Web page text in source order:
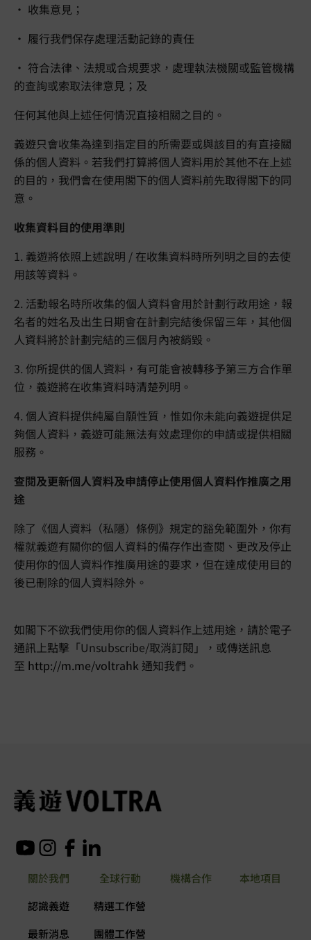
• 收集意見；
• 履行我們保存處理活動記錄的責任
• 符合法律、法規或合規要求，處理執法機關或監管機構
的查詢或索取法律意見；及
任何其他與上述任何情況直接相關之目的。
義遊只會收集為達到指定目的所需要或與該目的有直接關
係的個人資料。若我們打算將個人資料用於其他不在上述
的目的，我們會在使用閣下的個人資料前先取得閣下的同
意。
收集資料目的使用準則
1. 義遊將依照上述說明 / 在收集資料時所列明之目的去使
用該等資料。
2. 活動報名時所收集的個人資料會用於計劃行政用途，報
名者的姓名及出生日期會在計劃完結後保留三年，其他個
人資料將於計劃完結的三個月內被銷毀。
3. 你所提供的個人資料，有可能會被轉移予第三方合作單
位，義遊將在收集資料時清楚列明。
4. 個人資料提供純屬自願性質，惟如你未能向義遊提供足
夠個人資料，義遊可能無法有效處理你的申請或提供相關
服務。
查閱及更新個人資料及申請停止使用個人資料作推廣之用
途
除了《個人資料（私隱）條例》規定的豁免範圍外，你有
權就義遊有關你的個人資料的備存作出查閱、更改及停止
使用你的個人資料作推廣用途的要求，但在達成使用目的
後已刪除的個人資料除外。
如閣下不欲我們使用你的個人資料作上述用途，請於電子
通訊上點擊「Unsubscribe/取消訂閱」，或傳送訊息
至 http://m.me/voltrahk 通知我們。
關於我們
認識義遊
最新消息
全球行動
精選工作營
團體工作營
本地項目
機構合作